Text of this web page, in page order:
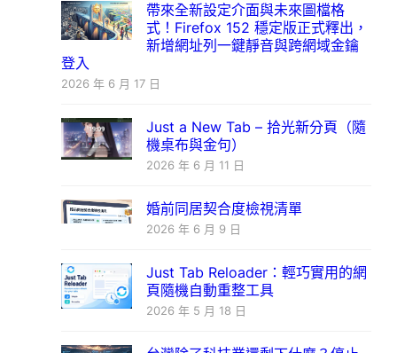
帶來全新設定介面與未來圖檔格
式！Firefox 152 穩定版正式釋出，
新增網址列一鍵靜音與跨網域金鑰
登入
2026 年 6 月 17 日
Just a New Tab – 拾光新分頁（隨
機桌布與金句）
2026 年 6 月 11 日
婚前同居契合度檢視清單
2026 年 6 月 9 日
Just Tab Reloader：輕巧實用的網
頁隨機自動重整工具
2026 年 5 月 18 日